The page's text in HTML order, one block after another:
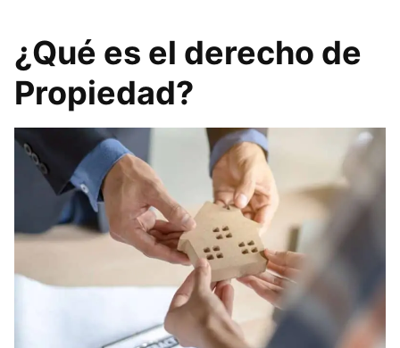
¿Qué es el derecho de
Propiedad?